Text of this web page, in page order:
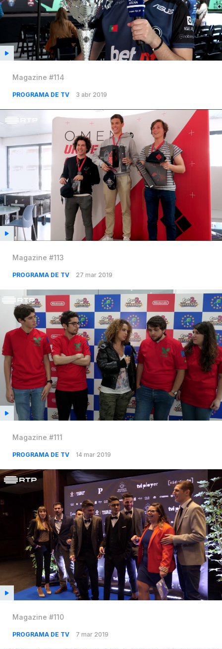
Magazine #114
PROGRAMA DE TV 3 abr 2019
Magazine #113
PROGRAMA DE TV 27 mar 2019
Magazine #111
PROGRAMA DE TV 14 mar 2019
Magazine #110
PROGRAMA DE TV 7 mar 2019